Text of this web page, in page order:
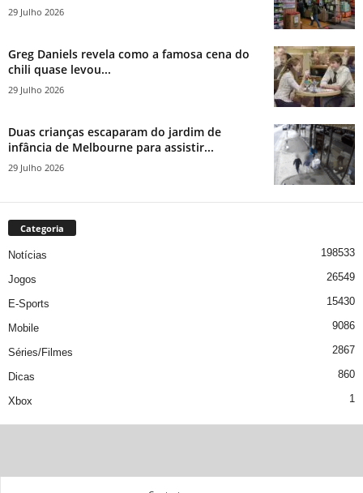
29 Julho 2026
Greg Daniels revela como a famosa cena do
chili quase levou...
29 Julho 2026
Duas crianças escaparam do jardim de
infância de Melbourne para assistir...
29 Julho 2026
Categoria
Notícias 198533
Jogos 26549
E-Sports 15430
Mobile 9086
Séries/Filmes 2867
Dicas 860
Xbox 1